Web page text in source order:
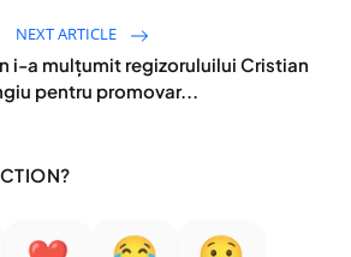
NEXT ARTICLE
i-a mulţumit regizoruluilui Cristian
pentru promovar...